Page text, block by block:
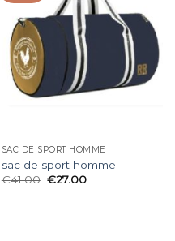
SAC DE SPORT HOMME
sac de sport homme
€41.00 €27.00